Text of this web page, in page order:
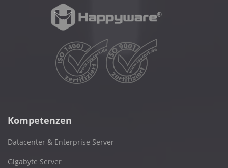
Kompetenzen
Datacenter & Enterprise Server
Gigabyte Server